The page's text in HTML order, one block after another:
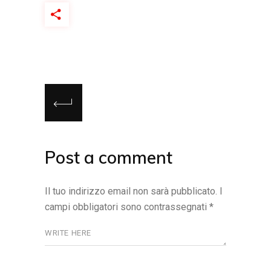
Post a comment
Il tuo indirizzo email non sarà pubblicato.
campi obbligatori sono contrassegnati *